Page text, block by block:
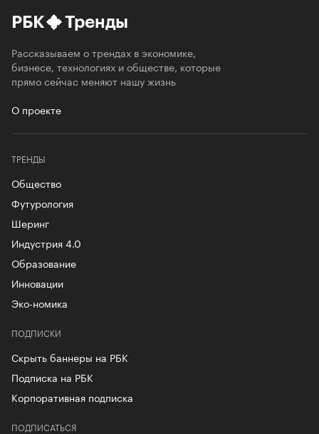
РБК Тренды
Рассказываем о трендах в экономике,
бизнесе, технологиях и обществе, которые
прямо сейчас меняют нашу жизнь
О проекте
ТРЕНДЫ
Общество
Футурология
Шеринг
Индустрия 4.0
Образование
Инновации
Эко-номика
ПОДПИСКИ
Скрыть баннеры на РБК
Подписка на РБК
Корпоративная подписка
ПОДПИСАТЬСЯ